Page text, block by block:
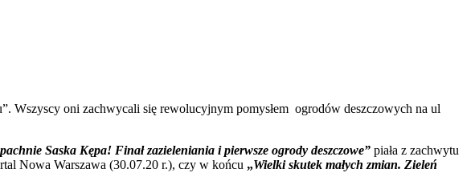
Wszyscy oni zachwycali się rewolucyjnym pomysłem ogrodów deszczowych na ul
Saska Kępa! Finał zazieleniania i pierwsze ogrody deszczowe” piała z zachwytu
Nowa Warszawa (30.07.20 r.), czy w końcu „Wielki skutek małych zmian. Zieleń